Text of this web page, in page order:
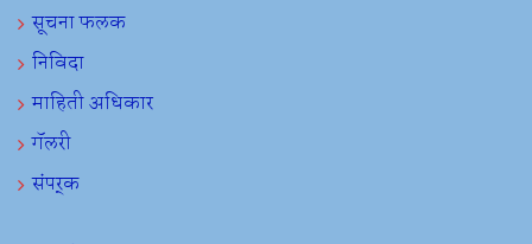
सूचना फलक
निविदा
माहिती अधिकार
गॅलरी
संपर्क